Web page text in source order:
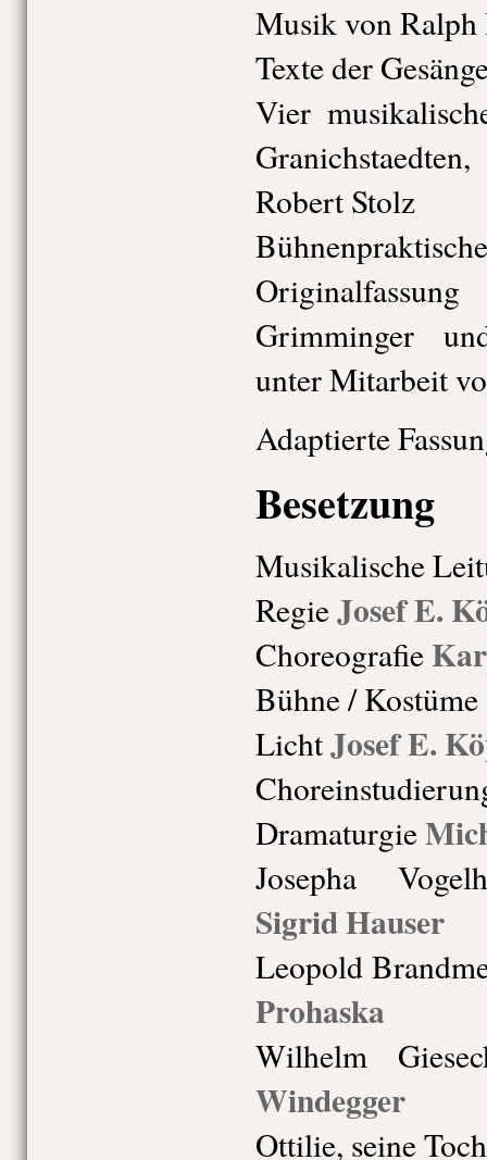
Musik von Ralph
Texte der
Vier
Robert Stolz
Grimminger
unter Mitarbeit
Adaptierte
Besetzung
Musikalische
RegieJosef E.
Choreografie
Bühne / Kostüme
LichtJosef E.
Dramaturgie
Josepha
Sigrid Hauser
Leopold
Prohaska
Wilhelm
Windegger
Ottilie, seine